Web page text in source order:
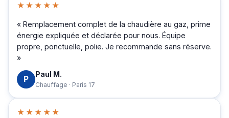
★★★★★
« Remplacement complet de la chaudière au gaz, prime
énergie expliquée et déclarée pour nous. Équipe
propre, ponctuelle, polie. Je recommande sans réserve.
»
P Paul M.
Chauffage · Paris 17
★★★★★